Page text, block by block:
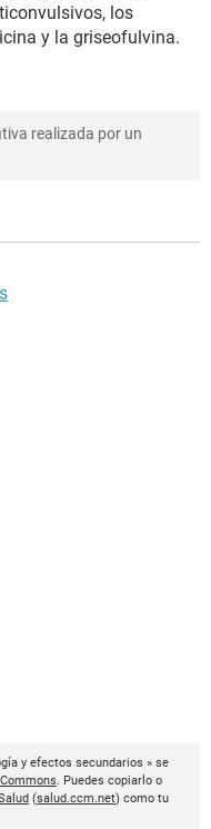
los
y la griseofulvina.
realizada por un
y efectos secundarios » se
. Puedes copiarlo o
(salud.ccm.net) como tu